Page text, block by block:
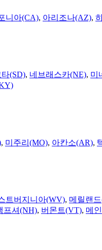
니아(CA), 아리조나(AZ),
(SD), 네브래스카(NE), 미
, 미주리(MO), 아칸소(AR),
트버지니아(WV), 메릴랜
프셔(NH), 버몬트(VT), 메